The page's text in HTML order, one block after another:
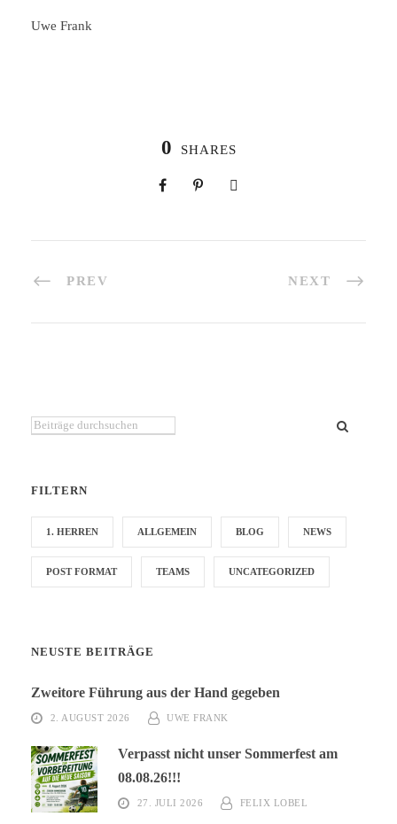
Uwe Frank
0 SHARES
PREV NEXT
Du suchst etwas bestimmtes?
FILTERN
1. HERREN ALLGEMEIN BLOG NEWS
POST FORMAT TEAMS UNCATEGORIZED
NEUSTE BEITRÄGE
Zweitore Führung aus der Hand gegeben
2. AUGUST 2026 UWE FRANK
Verpasst nicht unser Sommerfest am
08.08.26!!!
27. JULI 2026 FELIX LOBEL